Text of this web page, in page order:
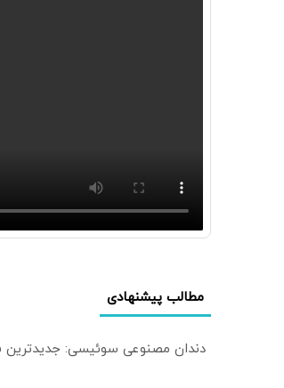
مطالب پیشنهادی
دندان مصنوعی سوئیسی: جدیدترین